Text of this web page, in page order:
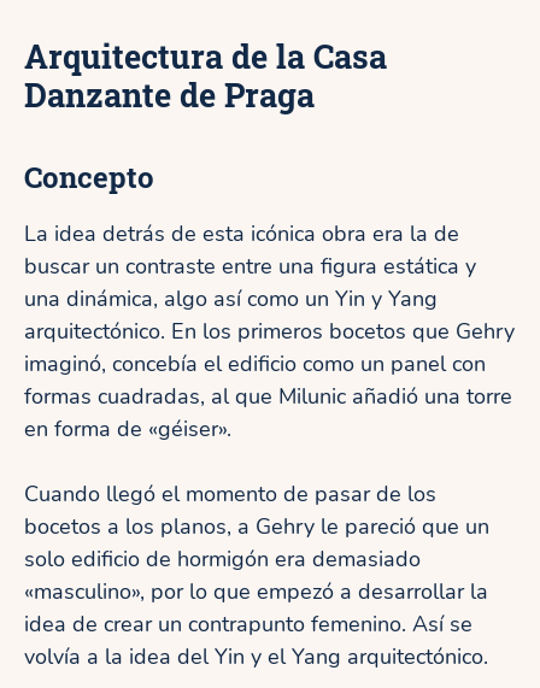
Arquitectura de la Casa
Danzante de Praga
Concepto
La idea detrás de esta icónica obra era la de
buscar un contraste entre una figura estática y
una dinámica, algo así como un Yin y Yang
arquitectónico. En los primeros bocetos que Gehry
imaginó, concebía el edificio como un panel con
formas cuadradas, al que Milunic añadió una torre
en forma de «géiser».
Cuando llegó el momento de pasar de los
bocetos a los planos, a Gehry le pareció que un
solo edificio de hormigón era demasiado
«masculino», por lo que empezó a desarrollar la
idea de crear un contrapunto femenino. Así se
volvía a la idea del Yin y el Yang arquitectónico.